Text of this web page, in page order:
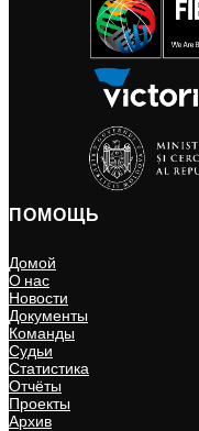
ПОМОЩЬ
Домой
О нас
Новости
Документы
Команды
Судьи
Статистика
Отчёты
Проекты
Архив